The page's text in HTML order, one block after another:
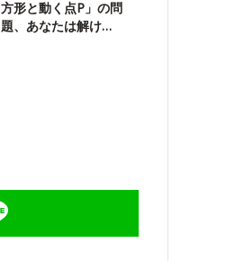
方形と動く点P」の問
題、あなたは解け